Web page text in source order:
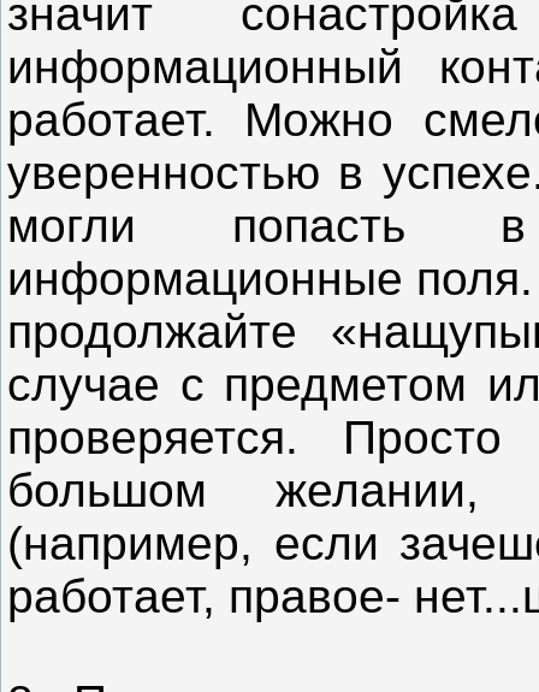
значит
информационный
работает. Можно
уверенностью в
могли попасть в
информационные
продолжайте
случае с предметом
проверяется.
большом желании,
(например, если
работает, правое-